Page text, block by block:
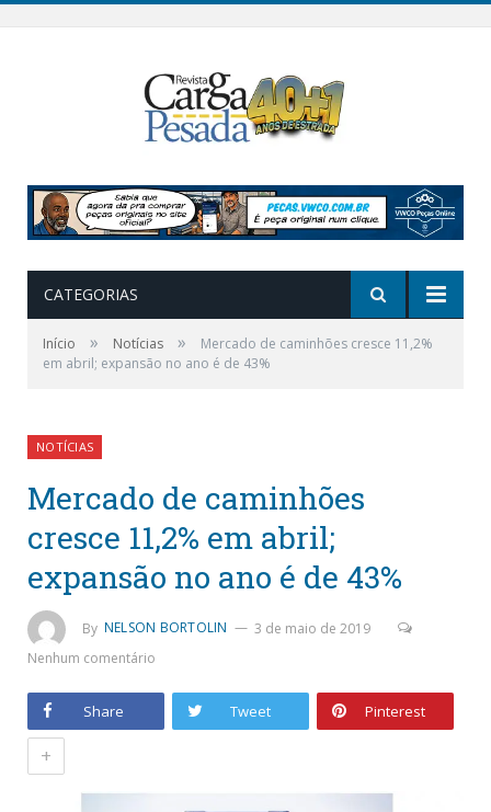
CATEGORIAS
Início » Notícias »
Mercado de caminhões cresce 11,2%
em abril; expansão no ano é de 43%
NOTÍCIAS
Mercado de caminhões
cresce 11,2% em abril;
expansão no ano é de 43%
By NELSON BORTOLIN
3 de maio de 2019
Nenhum comentário
Share Tweet Pinterest
+